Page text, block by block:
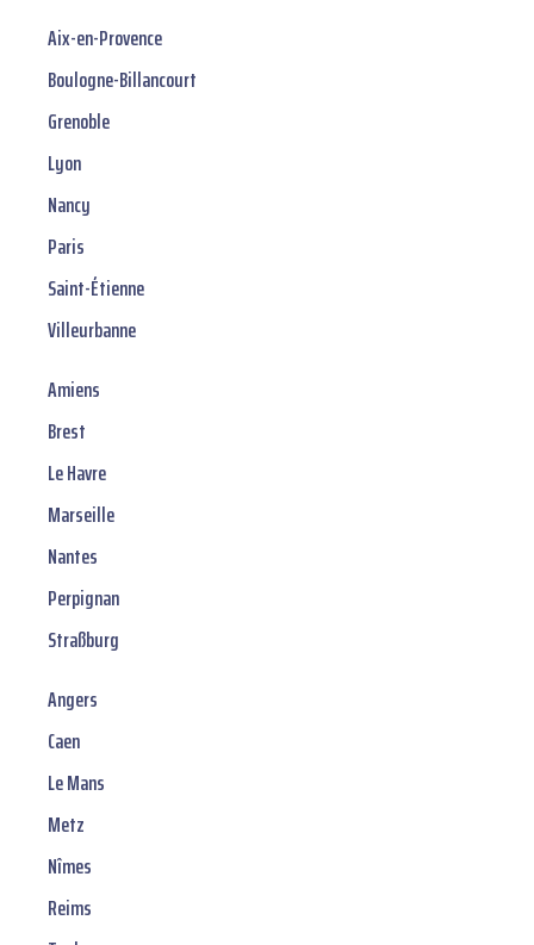
Aix-en-Provence
Boulogne-Billancourt
Grenoble
Lyon
Nancy
Paris
Saint-Étienne
Villeurbanne
Amiens
Brest
Le Havre
Marseille
Nantes
Perpignan
Straßburg
Angers
Caen
Le Mans
Metz
Nîmes
Reims